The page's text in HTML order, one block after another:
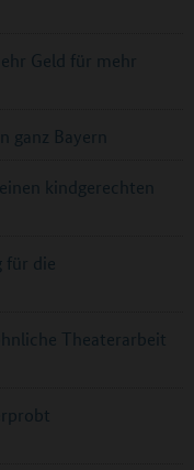
Geld für mehr
ganz Bayern
kindgerechten
für die
Theaterarbeit